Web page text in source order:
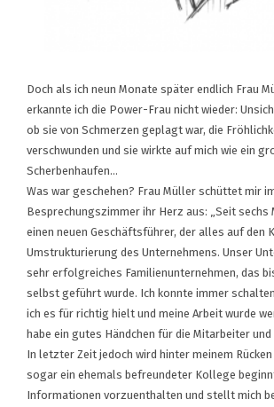
Doch als ich neun Monate später endlich Frau
erkannte ich die Power-Frau nicht wieder:
ob sie von Schmerzen geplagt war, die
verschwunden und sie wirkte auf mich wie ein
Scherbenhaufen…
Was war geschehen? Frau Müller schüttet mir
Besprechungszimmer ihr Herz aus: „Seit sechs
einen neuen Geschäftsführer, der alles auf den
Umstrukturierung des Unternehmens. Unser
sehr erfolgreiches Familienunternehmen, das
selbst geführt wurde. Ich konnte immer
ich es für richtig hielt und meine Arbeit wurde
habe ein gutes Händchen für die Mitarbeiter
In letzter Zeit jedoch wird hinter meinem
sogar ein ehemals befreundeter Kollege
Informationen vorzuenthalten und stellt mich